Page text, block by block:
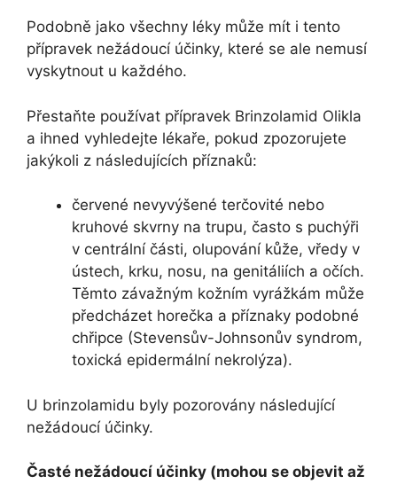
Podobně jako všechny léky může mít i tento
přípravek nežádoucí účinky, které se ale nemusí
vyskytnout u každého.
Přestaňte používat přípravek Brinzolamid Olikla
a ihned vyhledejte lékaře, pokud zpozorujete
jakýkoli z následujících příznaků:
červené nevyvýšené terčovité nebo
kruhové skvrny na trupu, často s puchýři
v centrální části, olupování kůže, vředy v
ústech, krku, nosu, na genitáliích a očích.
Těmto závažným kožním vyrážkám může
předcházet horečka a příznaky podobné
chřipce (Stevensův-Johnsonův syndrom,
toxická epidermální nekrolýza).
U brinzolamidu byly pozorovány následující
nežádoucí účinky.
Časté nežádoucí účinky (mohou se objevit až